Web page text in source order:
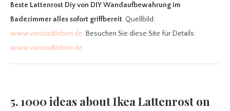
Beste Lattenrost Diyvon DIY Wandaufbewahrung im
Badezimmer alles sofort griffbereit. Quellbild:
www.vorstadtleben.de. Besuchen Sie diese Site für Details:
www.vorstadtleben.de
5. 1000 ideas about Ikea Lattenrost on